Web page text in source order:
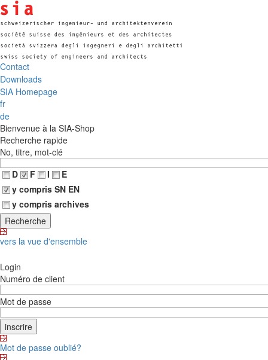
Contact
Downloads
SIA Homepage
fr
de
Bienvenue à la SIA-Shop
Recherche rapide
No, titre, mot-clé
D
F I
E
y compris SN EN
y compris archives
vers la vue d'ensemble
Login
Numéro de client
Mot de passe
Mot de passe oublié?